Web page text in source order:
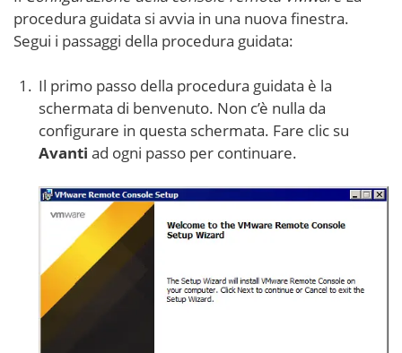
procedura guidata si avvia in una nuova finestra.
Segui i passaggi della procedura guidata:
Il primo passo della procedura guidata è la
schermata di benvenuto. Non c’è nulla da
configurare in questa schermata. Fare clic su
Avanti ad ogni passo per continuare.